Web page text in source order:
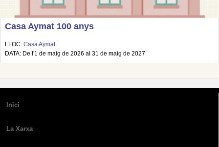
Casa Aymat 100 anys
LLOC: Casa Aymat
DATA: De l'1 de maig de 2026 al 31 de maig de 2027
Inici
La Xarxa